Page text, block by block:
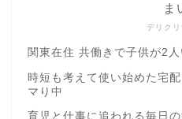
デリクリ
ま
関東在住 共働きで子供が2人
時短も考えて使い始めた宅
マり中
育児と仕事に追われる毎日